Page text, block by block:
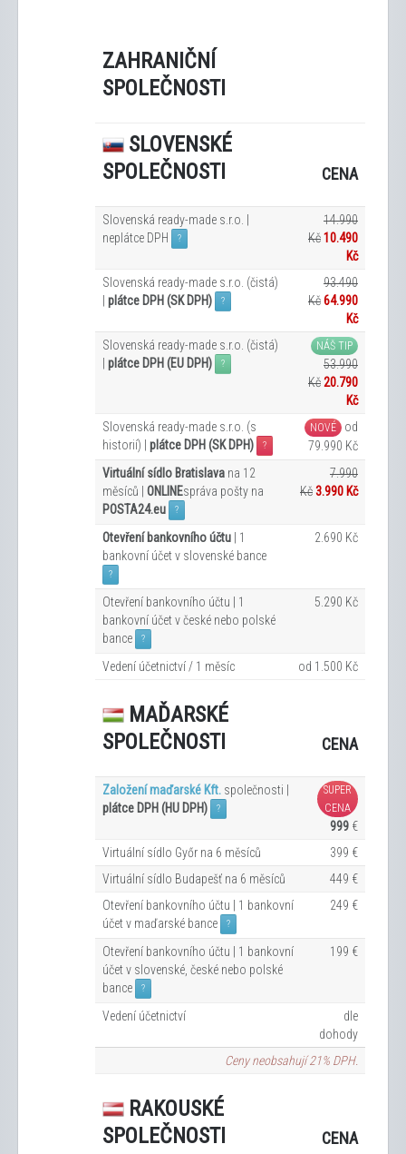
ZAHRANIČNÍ
SPOLEČNOSTI
SLOVENSKÉ
SPOLEČNOSTI
CENA
Slovenská ready-made s.r.o. |
neplátce DPH
?
14.990
Kč10.490
Kč
Slovenská ready-made s.r.o. (čistá)
plátce DPH (SK DPH) ?
93.490
Kč64.990
Kč
Slovenská ready-made s.r.o. (čistá)
plátce DPH (EU DPH) ?
NÁŠ TIP
53.990
Kč20.790
Kč
Slovenská ready-made s.r.o. (s
historií) | plátce DPH (SK DPH) ?
NOVÉ
od
79.990 Kč
Virtuální sídlo Bratislava na 12
měsíců | ONLINEspráva pošty na
POSTA24.eu
?
7.990
Kč3.990 Kč
Otevření bankovního účtu | 1
bankovní účet v slovenské bance
?
2.690 Kč
Otevření bankovního účtu | 1
bankovní účet v české nebo polské
bance
?
5.290 Kč
Vedení účetnictví / 1 měsíc od 1.500 Kč
MAĎARSKÉ
SPOLEČNOSTI
CENA
Založení maďarské Kft. společnosti |
plátce DPH (HU DPH)
?
SUPER
CENA
999 €
Virtuální sídlo Győr na 6 měsíců
399 €
Virtuální sídlo Budapešť na 6 měsíců
449 €
Otevření bankovního účtu | 1 bankovní
účet v maďarské bance
?
249 €
Otevření bankovního účtu | 1 bankovní
účet v slovenské, české nebo polské
bance
?
199 €
Vedení účetnictví
dle
dohody
Ceny neobsahují 21% DPH.
RAKOUSKÉ
SPOLEČNOSTI
CENA